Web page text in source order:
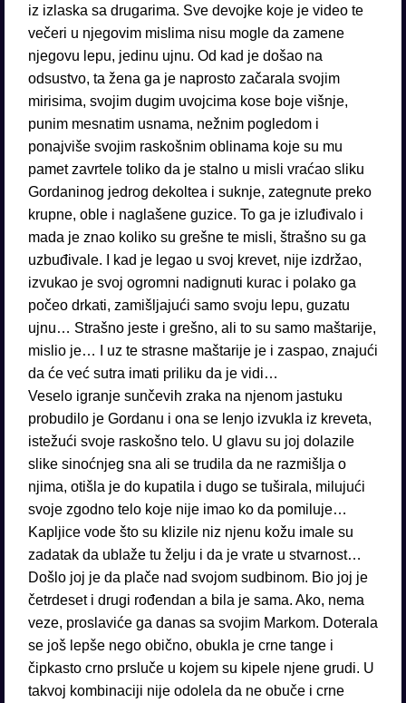
iz izlaska sa drugarima. Sve devojke koje je video te
večeri u njegovim mislima nisu mogle da zamene
njegovu lepu, jedinu ujnu. Od kad je došao na
odsustvo, ta žena ga je naprosto začarala svojim
mirisima, svojim dugim uvojcima kose boje višnje,
punim mesnatim usnama, nežnim pogledom i
ponajviše svojim raskošnim oblinama koje su mu
pamet zavrtele toliko da je stalno u misli vraćao sliku
Gordaninog jedrog dekoltea i suknje, zategnute preko
krupne, oble i naglašene guzice. To ga je izluđivalo i
mada je znao koliko su grešne te misli, štrašno su ga
uzbuđivale. I kad je legao u svoj krevet, nije izdržao,
izvukao je svoj ogromni nadignuti kurac i polako ga
počeo drkati, zamišljajući samo svoju lepu, guzatu
ujnu… Strašno jeste i grešno, ali to su samo maštarije,
mislio je… I uz te strasne maštarije je i zaspao, znajući
da će već sutra imati priliku da je vidi…
Veselo igranje sunčevih zraka na njenom jastuku
probudilo je Gordanu i ona se lenjo izvukla iz kreveta,
istežući svoje raskošno telo. U glavu su joj dolazile
slike sinoćnjeg sna ali se trudila da ne razmišlja o
njima, otišla je do kupatila i dugo se tuširala, milujući
svoje zgodno telo koje nije imao ko da pomiluje…
Kapljice vode što su klizile niz njenu kožu imale su
zadatak da ublaže tu želju i da je vrate u stvarnost…
Došlo joj je da plače nad svojom sudbinom. Bio joj je
četrdeset i drugi rođendan a bila je sama. Ako, nema
veze, proslaviće ga danas sa svojim Markom. Doterala
se još lepše nego obično, obukla je crne tange i
čipkasto crno prsluče u kojem su kipele njene grudi. U
takvoj kombinaciji nije odolela da ne obuče i crne